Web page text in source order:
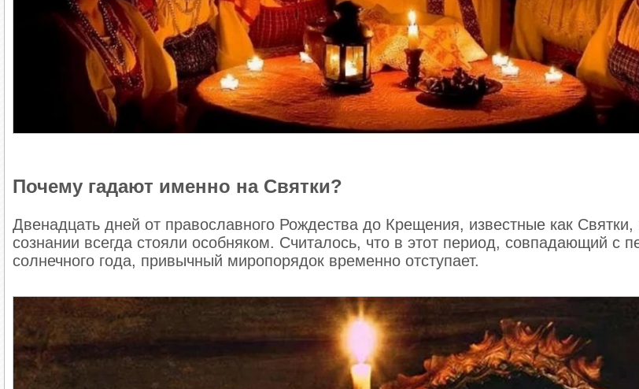
Почему гадают именно на Святки?
Двенадцать дней от православного Рождества до Крещения, известные как
сознании всегда стояли особняком. Считалось, что в этот период, совпадающий с
солнечного года, привычный миропорядок временно отступает.